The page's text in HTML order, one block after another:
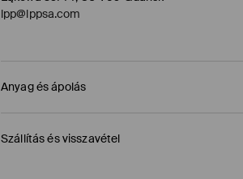
lpp@lppsa.com
Anyag és ápolás
ELSŐ SZÖVET : 60% CUPRO, 40% VISZKÓZ
Szállítás és visszavétel